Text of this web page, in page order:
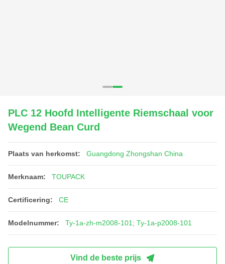
PLC 12 Hoofd Intelligente Riemschaal voor
Wegend Bean Curd
Plaats van herkomst: Guangdong Zhongshan China
Merknaam: TOUPACK
Certificering: CE
Modelnummer: Ty-1a-zh-m2008-101; Ty-1a-p2008-101
Vind de beste prijs